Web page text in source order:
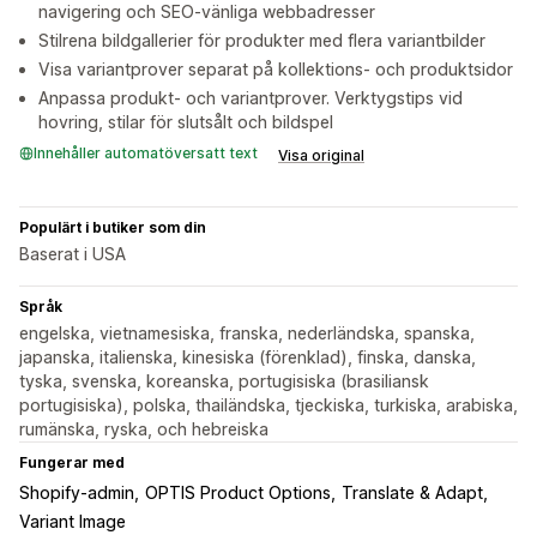
navigering och SEO-vänliga webbadresser
Stilrena bildgallerier för produkter med flera variantbilder
Visa variantprover separat på kollektions- och produktsidor
Anpassa produkt- och variantprover. Verktygstips vid
hovring, stilar för slutsålt och bildspel
Innehåller automatöversatt text Visa original
Populärt i butiker som din
Baserat i USA
Språk
engelska, vietnamesiska, franska, nederländska, spanska,
japanska, italienska, kinesiska (förenklad), finska, danska,
tyska, svenska, koreanska, portugisiska (brasiliansk
portugisiska), polska, thailändska, tjeckiska, turkiska, arabiska,
rumänska, ryska, och hebreiska
Fungerar med
Shopify-admin OPTIS Product Options
Translate & Adapt
Variant Image